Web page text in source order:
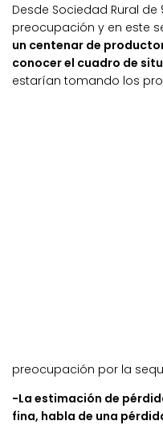
Desde Sociedad Rural
preocupación y en este
un centenar de
conocer el cuadro de
estarían tomando los
preocupación por la
-La estimación de
fina, habla de una